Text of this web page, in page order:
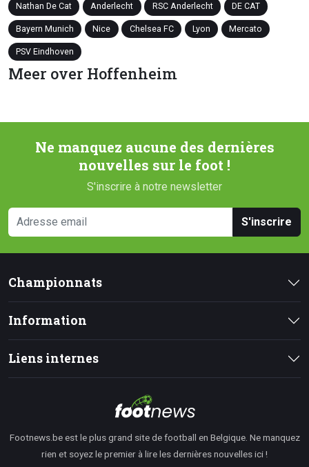
Nathan De Cat Anderlecht RSC Anderlecht DE CAT
Bayern Munich Nice Chelsea FC Lyon Mercato
PSV Eindhoven
Meer over Hoffenheim
Ne manquez aucune des dernières
nouvelles sur le foot !
S'inscrire à notre newsletter
S'inscrire
Championnats
Information
Liens internes
Footnews.be est le plus grand site de football en Belgique. Ne manquez
rien et soyez le premier à lire les dernières nouvelles ici !